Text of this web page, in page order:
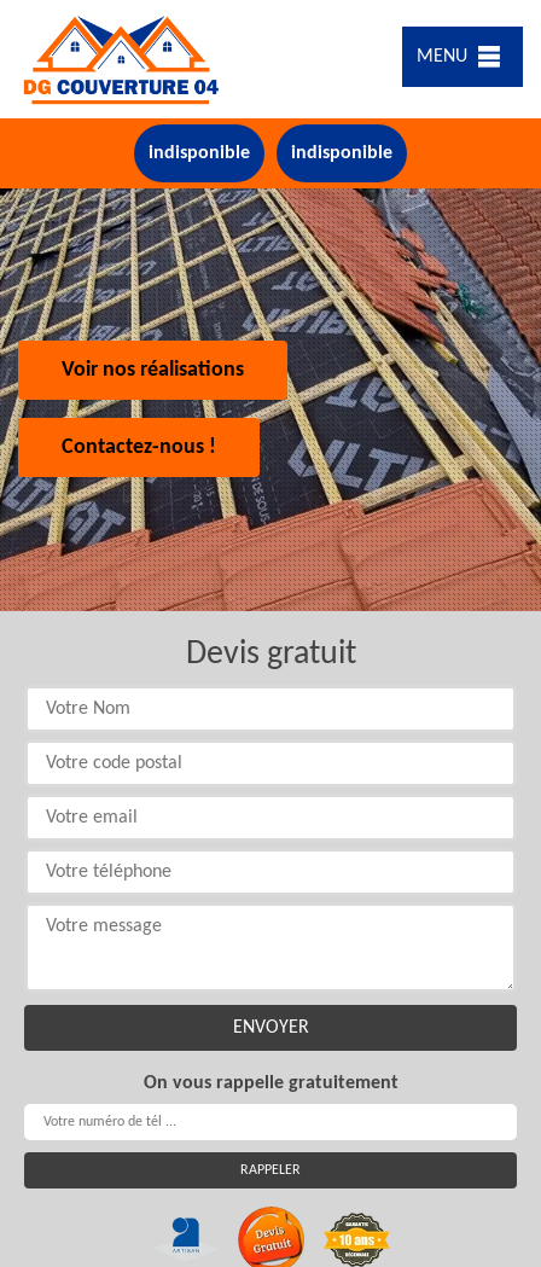
MENU
indisponible indisponible
Voir nos réalisations
Contactez-nous !
Devis gratuit
On vous rappelle gratuitement